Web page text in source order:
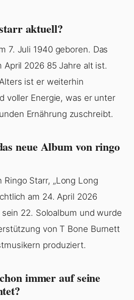
aktuell?
7. Juli 1940 geboren. Das
April 2026 85 Jahre alt ist.
ist er weiterhin
voller Energie, was er unter
Ernährung zuschreibt.
neue Album von ringo
Starr, „Long Long
am 24. April 2026
22. Soloalbum und wurde
von T Bone Burnett
produziert.
immer auf seine